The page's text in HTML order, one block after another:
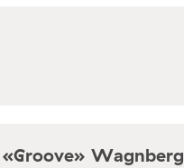
Wagnberg